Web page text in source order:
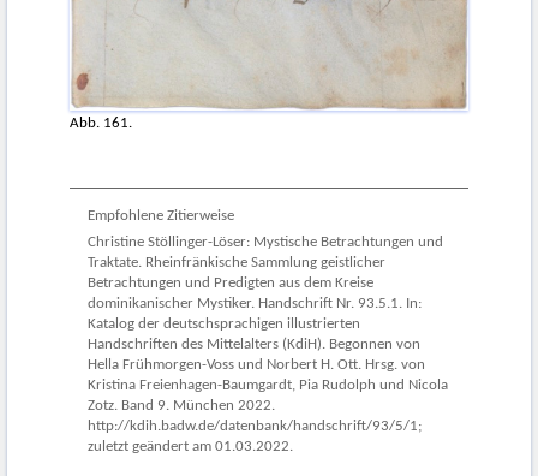
Abb. 161.
Empfohlene Zitierweise
Christine Stöllinger-Löser: Mystische Betrachtungen und
Traktate. Rheinfränkische Sammlung geistlicher
Betrachtungen und Predigten aus dem Kreise
dominikanischer Mystiker. Handschrift Nr. 93.5.1. In:
Katalog der deutschsprachigen illustrierten
Handschriften des Mittelalters (KdiH). Begonnen von
Hella Frühmorgen-Voss und Norbert H. Ott. Hrsg. von
Kristina Freienhagen-Baumgardt, Pia Rudolph und Nicola
Zotz. Band 9. München 2022.
http://kdih.badw.de/datenbank/handschrift/93/5/1;
zuletzt geändert am 01.03.2022.